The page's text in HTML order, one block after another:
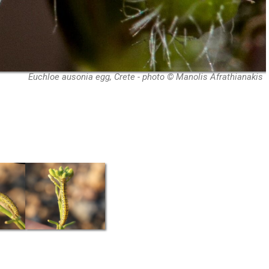
Euchloe ausonia egg, Crete - photo © Manolis Afrathianakis